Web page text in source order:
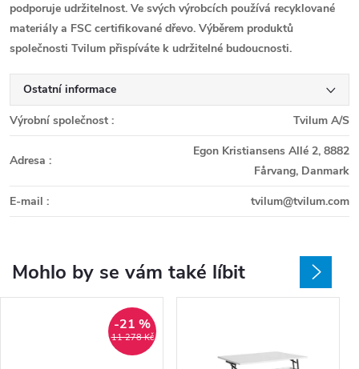
podporuje udržitelnost. Ve svých výrobcích používá recyklované
materiály a FSC certifikované dřevo. Výběrem produktů
společnosti Tvilum přispíváte k udržitelné budoucnosti.
Ostatní informace
Výrobní společnost : Tvilum A/S
Adresa :
Egon Kristiansens Allé 2, 8882
Fårvang, Danmark
E-mail : tvilum@tvilum.com
Mohlo by se vám také líbit
11 278 Kč
-21 %